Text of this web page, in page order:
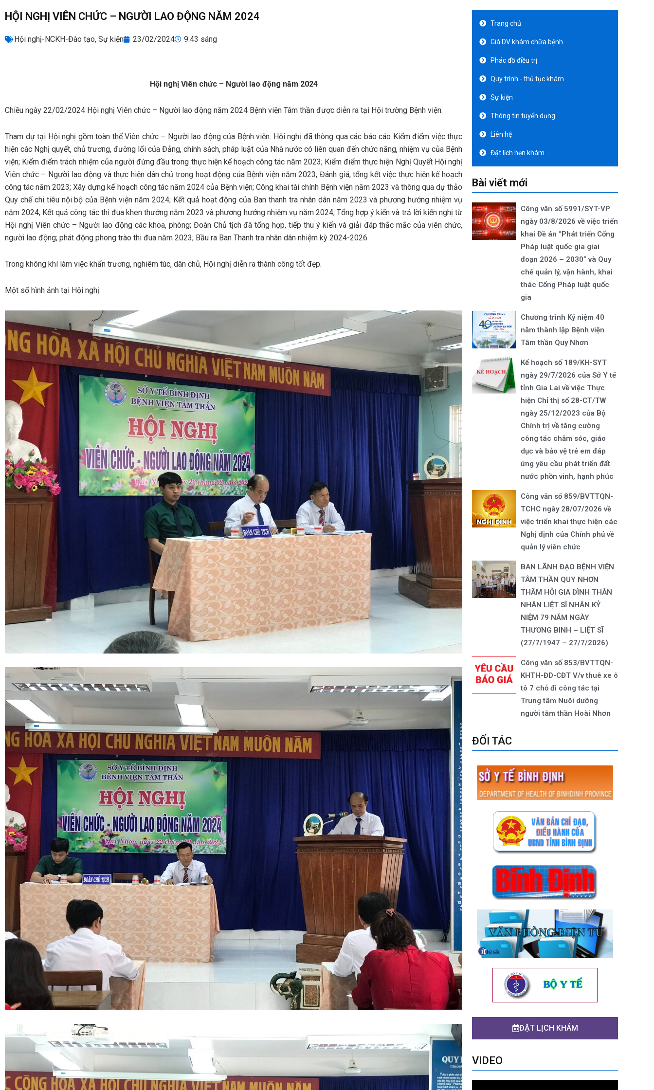
HỘI NGHỊ VIÊN CHỨC – NGƯỜI LAO ĐỘNG NĂM 2024
Hội nghị-NCKH-Đào tạo, Sự kiện 23/02/2024 9:43 sáng
Hội nghị Viên chức – Người lao động năm 2024
Chiều ngày 22/02/2024 Hội nghị Viên chức – Người lao động năm 2024 Bệnh viện Tâm thần được diễn ra tại Hội trường Bệnh viện.
Tham dự tại Hội nghị gồm toàn thể Viên chức – Người lao động của Bệnh viện. Hội nghị đã thông qua các báo cáo Kiểm điểm việc thực
hiện các Nghị quyết, chủ trương, đường lối của Đảng, chính sách, pháp luật của Nhà nước có liên quan đến chức năng, nhiệm vụ của Bệnh
viện; Kiểm điểm trách nhiệm của người đứng đầu trong thực hiện kế hoạch công tác năm 2023; Kiểm điểm thực hiện Nghị Quyết Hội nghị
Viên chức – Người lao động và thực hiện dân chủ trong hoạt động của Bệnh viện năm 2023; Đánh giá, tổng kết việc thực hiện kế hoạch
công tác năm 2023; Xây dựng kế hoạch công tác năm 2024 của Bệnh viện; Công khai tài chính Bệnh viện năm 2023 và thông qua dự thảo
Quy chế chi tiêu nội bộ của Bệnh viện năm 2024; Kết quả hoạt động của Ban thanh tra nhân dân năm 2023 và phương hướng nhiệm vụ
năm 2024; Kết quả công tác thi đua khen thưởng năm 2023 và phương hướng nhiệm vụ năm 2024; Tổng hợp ý kiến và trả lời kiến nghị từ
Hội nghị Viên chức – Người lao động các khoa, phòng; Đoàn Chủ tịch đã tổng hợp, tiếp thu ý kiến và giải đáp thắc mắc của viên chức,
người lao động; phát động phong trào thi đua năm 2023; Bầu ra Ban Thanh tra nhân dân nhiệm kỳ 2024-2026.
Trong không khí làm việc khẩn trương, nghiêm túc, dân chủ, Hội nghị diễn ra thành công tốt đẹp.
Một số hình ảnh tại Hội nghị:
Trang chủ
Giá DV khám chữa bệnh
Phác đồ điều trị
Quy trình - thủ tục khám
Sự kiện
Thông tin tuyển dụng
Liên hệ
Đặt lịch hẹn khám
Bài viết mới
Công văn số 5991/SYT-VP
ngày 03/8/2026 về việc triển
khai Đề án “Phát triển Cổng
Pháp luật quốc gia giai
đoạn 2026 – 2030” và Quy
chế quản lý, vận hành, khai
thác Cổng Pháp luật quốc
gia
Chương trình Kỷ niệm 40
năm thành lập Bệnh viện
Tâm thần Quy Nhơn
Kế hoạch số 189/KH-SYT
ngày 29/7/2026 của Sở Y tế
tỉnh Gia Lai về việc Thực
hiện Chỉ thị số 28-CT/TW
ngày 25/12/2023 của Bộ
Chính trị về tăng cường
công tác chăm sóc, giáo
dục và bảo vệ trẻ em đáp
ứng yêu cầu phát triển đất
nước phồn vinh, hạnh phúc
Công văn số 859/BVTTQN-
TCHC ngày 28/07/2026 về
việc triển khai thực hiện các
Nghị định của Chính phủ về
quản lý viên chức
BAN LÃNH ĐẠO BỆNH VIỆN
TÂM THẦN QUY NHƠN
THĂM HỎI GIA ĐÌNH THÂN
NHÂN LIỆT SĨ NHÂN KỶ
NIỆM 79 NĂM NGÀY
THƯƠNG BINH – LIỆT SĨ
(27/7/1947 – 27/7/2026)
Công văn số 853/BVTTQN-
KHTH-ĐD-CĐT V/v thuê xe ô
tô 7 chỗ đi công tác tại
Trung tâm Nuôi dưỡng
người tâm thần Hoài Nhơn
ĐỐI TÁC
ĐẶT LỊCH KHÁM
VIDEO